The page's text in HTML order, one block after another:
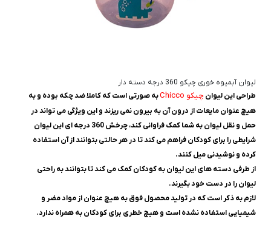
لیوان آبمیوه خوری چیکو 360 درجه دسته دار
طراحی این لیوانچیکو Chicco
به صورتی است که کاملا ضد چکه بوده و به
هیچ عنوان مایعات از درون آن به بیرون نمی ریزند و این ویژگی می تواند در
حمل و نقل لیوان به شما کمک فراوانی کند، چرخش 360 درجه ای این لیوان
شرایطی را برای کودکان فراهم می کند تا در هر حالتی بتوانند از آن استفاده
کرده و نوشیدنی میل کنند.
از طرفی دسته های این لیوان به کودکان کمک می کند تا بتوانند به راحتی
لیوان را در دست خود بگیرند.
لازم به ذکر است که در تولید محصول فوق به هیچ عنوان از مواد مضر و
شیمیایی استفاده نشده است و هیچ خطری برای کودکان به همراه ندارد.